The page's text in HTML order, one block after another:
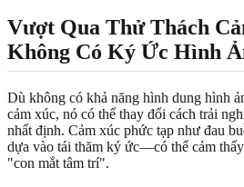
Vượt Qua Thử Thách
Không Có Ký Ức Hình
Dù không có khả năng hình dung hình
cảm xúc, nó có thể thay đổi cách trải
nhất định. Cảm xúc phức tạp như đau
dựa vào tái thăm ký ức—có thể cảm
"con mắt tâm trí".